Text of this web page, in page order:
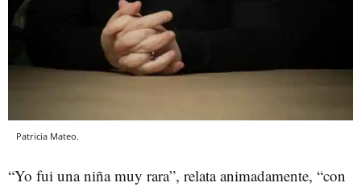
Patricia Mateo.
“Yo fui una niña muy rara”, relata animadamente, “con